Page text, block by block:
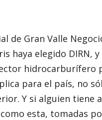
de Gran Valle
elegido DIRN, y
hidrocarburífero
para el país, no
Y si alguien tiene
esta, tomadas